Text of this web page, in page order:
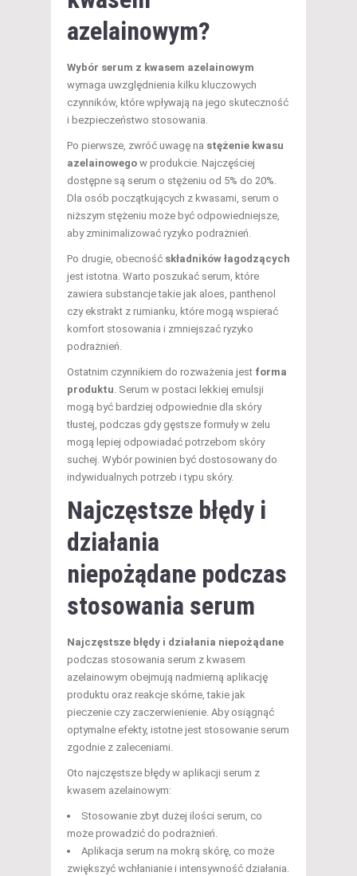
azelainowym?
Wybór serum z kwasem azelainowym
wymaga uwzględnienia kilku kluczowych
czynników, które wpływają na jego skuteczność
i bezpieczeństwo stosowania.
Po pierwsze, zwróć uwagę na stężenie kwasu
azelainowego w produkcie. Najczęściej
dostępne są serum o stężeniu od 5% do 20%.
Dla osób początkujących z kwasami, serum o
niższym stężeniu może być odpowiedniejsze,
aby zminimalizować ryzyko podrażnień.
Po drugie, obecność składników łagodzących
jest istotna. Warto poszukać serum, które
zawiera substancje takie jak aloes, panthenol
czy ekstrakt z rumianku, które mogą wspierać
komfort stosowania i zmniejszać ryzyko
podrażnień.
Ostatnim czynnikiem do rozważenia jest forma
produktu. Serum w postaci lekkiej emulsji
mogą być bardziej odpowiednie dla skóry
tłustej, podczas gdy gęstsze formuły w żelu
mogą lepiej odpowiadać potrzebom skóry
suchej. Wybór powinien być dostosowany do
indywidualnych potrzeb i typu skóry.
Najczęstsze błędy i
działania
niepożądane podczas
stosowania serum
Najczęstsze błędy i działania niepożądane
podczas stosowania serum z kwasem
azelainowym obejmują nadmierną aplikację
produktu oraz reakcje skórne, takie jak
pieczenie czy zaczerwienienie. Aby osiągnąć
optymalne efekty, istotne jest stosowanie serum
zgodnie z zaleceniami.
Oto najczęstsze błędy w aplikacji serum z
kwasem azelainowym:
Stosowanie zbyt dużej ilości serum, co
może prowadzić do podrażnień.
Aplikacja serum na mokrą skórę, co może
zwiększyć wchłanianie i intensywność działania.